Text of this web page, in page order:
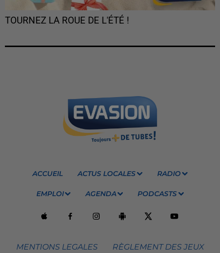
TOURNEZ LA ROUE DE L'ÉTÉ !
ACCUEIL ACTUS LOCALES RADIO
EMPLOI AGENDA PODCASTS
MENTIONS LEGALES RÈGLEMENT DES JEUX